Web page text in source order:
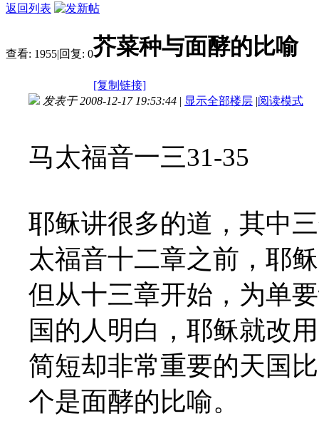
返回列表
查看: 1955|回复: 0芥菜种与面酵的比喻
[复制链接]
发表于 2008-12-17 19:53:44 | 显示全部楼层 |阅读模式
马太福音一三31-35
耶稣讲很多的道，其中
太福音十二章之前，耶
但从十三章开始，为单
国的人明白，耶稣就改
简短却非常重要的天国
个是面酵的比喻。